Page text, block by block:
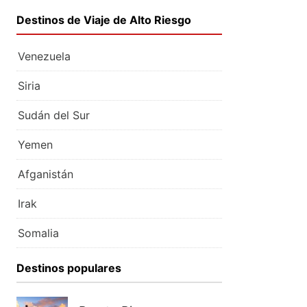
Destinos de Viaje de Alto Riesgo
Venezuela
Siria
Sudán del Sur
Yemen
Afganistán
Irak
Somalia
Destinos populares